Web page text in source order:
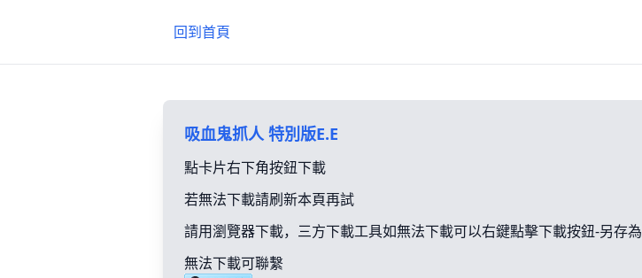
回到首頁
吸血鬼抓人 特別版E.E
點卡片右下角按鈕下載
若無法下載請刷新本頁再試
請用瀏覽器下載，三方下載工具如無法下載可以右鍵點擊下載按鈕-另存為
無法下載可聯繫